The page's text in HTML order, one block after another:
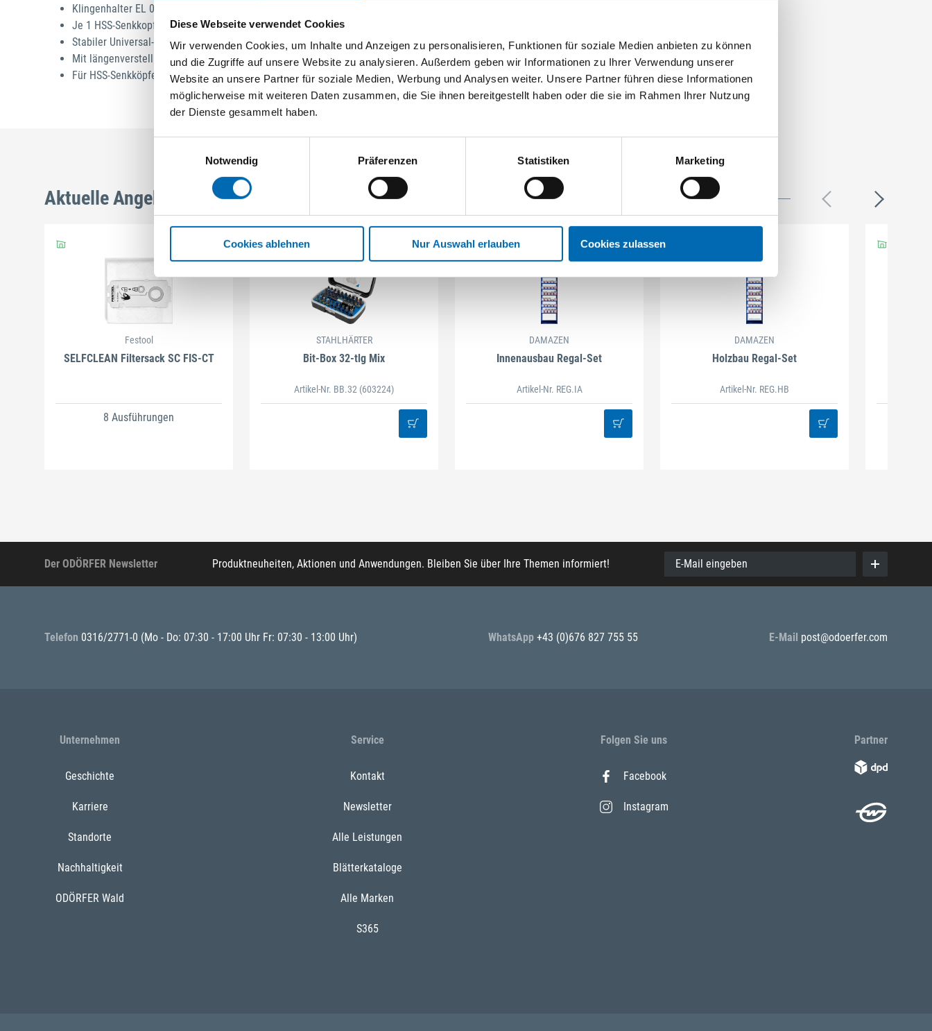
Diese Webseite verwendet Cookies
Wir verwenden Cookies, um Inhalte und Anzeigen zu personalisieren, Funktionen für soziale Medien anbieten zu können
und die Zugriffe auf unsere Website zu analysieren. Außerdem geben wir Informationen zu Ihrer Verwendung unserer
Website an unsere Partner für soziale Medien, Werbung und Analysen weiter. Unsere Partner führen diese Informationen
möglicherweise mit weiteren Daten zusammen, die Sie ihnen bereitgestellt haben oder die sie im Rahmen Ihrer Nutzung
der Dienste gesammelt haben.
Notwendig
Präferenzen Statistiken Marketing
Cookies ablehnen Nur Auswahl erlauben Cookies zulassen
Klingenhalter EL 0300 längenverstellbar (6–125 mm) für alle Senker Typ C
Je 1 HSS-Senkkopf C20 (Ø 20 mm)
Stabiler Universal-Entgratsenker für Bohrungen über Ø 4 mm
Mit längenverstellbarem Klingenhalter, um auch tiefliegende Bohrungen zu erreichen
Für HSS-Senkköpfe bis Ø 30 mm
Aktuelle Angebote
Festool
SELFCLEAN Filtersack SC FIS-CT
8 Ausführungen
STAHLHÄRTER
Bit-Box 32-tlg Mix
Artikel-Nr. BB.32 (603224)
DAMAZEN
Innenausbau Regal-Set
Artikel-Nr. REG.IA
DAMAZEN
Holzbau Regal-Set
Artikel-Nr. REG.HB
Der ODÖRFER Newsletter Produktneuheiten, Aktionen und Anwendungen. Bleiben Sie über Ihre Themen informiert! E-Mail eingeben
Telefon 0316/2771-0 (Mo - Do: 07:30 - 17:00 Uhr Fr: 07:30 - 13:00 Uhr) WhatsApp +43 (0)676 827 755 55 E-Mail post@odoerfer.com
Unternehmen
Geschichte
Karriere
Standorte
Nachhaltigkeit
ODÖRFER Wald
Service
Kontakt
Newsletter
Alle Leistungen
Blätterkataloge
Alle Marken
S365
Folgen Sie uns
Facebook
Instagram
Partner